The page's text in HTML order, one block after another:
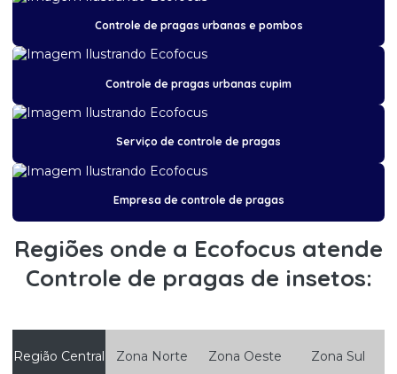
Controle de pragas de insetos
Controle de pragas pombo
Controle de pragas urbanas cupim
Controle de pragas urbanas desratização
Controle de pragas urbanas escorpião
Controle de pragas urbanas e pombos
Controle de pragas urbanas e pombos
Controle de pragas urbanas cupim
Serviço de controle de pragas
Empresa de controle de pragas
Regiões onde a Ecofocus atende
Controle de pragas de insetos:
Região Central Zona Norte Zona Oeste Zona Sul